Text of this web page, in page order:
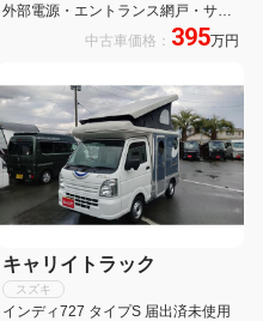
外部電源・エントランス網戸・サブ
バッテリー・プッシュアウト式アク
ランプ・ナビゲージョンシステム
中古車価格： 395万円
キャリイトラック
スズキ
インディ727 タイプS 届出済未使用